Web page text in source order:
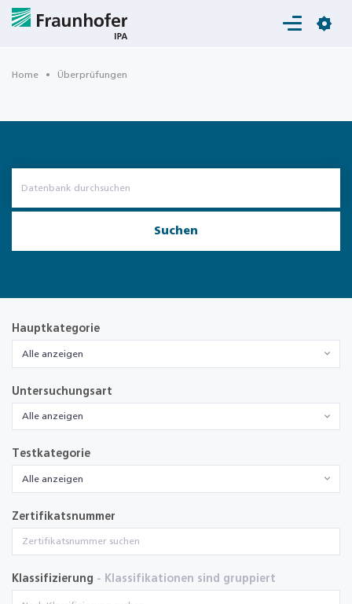
Login
Home Überprüfungen
Suchen
Hauptkategorie
Alle anzeigen
Untersuchungsart
Alle anzeigen
Testkategorie
Alle anzeigen
Zertifikatsnummer
Klassifizierung - Klassifikationen sind gruppiert